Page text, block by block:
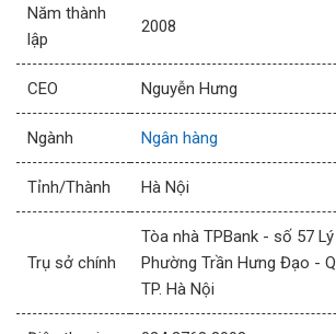
Năm thành
lập
2008
CEO Nguyễn Hưng
Ngành Ngân hàng
Tỉnh/Thành Hà Nội
Trụ sở chính
Tòa nhà TPBank - số 57
Phường Trần Hưng Đạo -
TP. Hà Nội